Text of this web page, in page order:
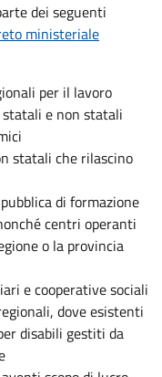
dei seguenti
ministeriale
per il lavoro
e non statali
statali che rilascino
di formazione
centri operanti
o la provincia
e cooperative sociali
dove esistenti
disabili gestiti da